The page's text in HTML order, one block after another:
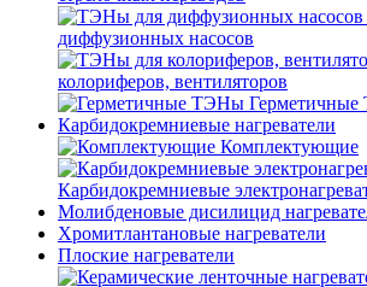
диффузионных насосов
колориферов, вентиляторов
Карбидокремниевые нагреватели
Комплектующие
Карбидокремниевые
Молибденовые дисилицид
Хромитлантановые нагреватели
Плоские нагреватели